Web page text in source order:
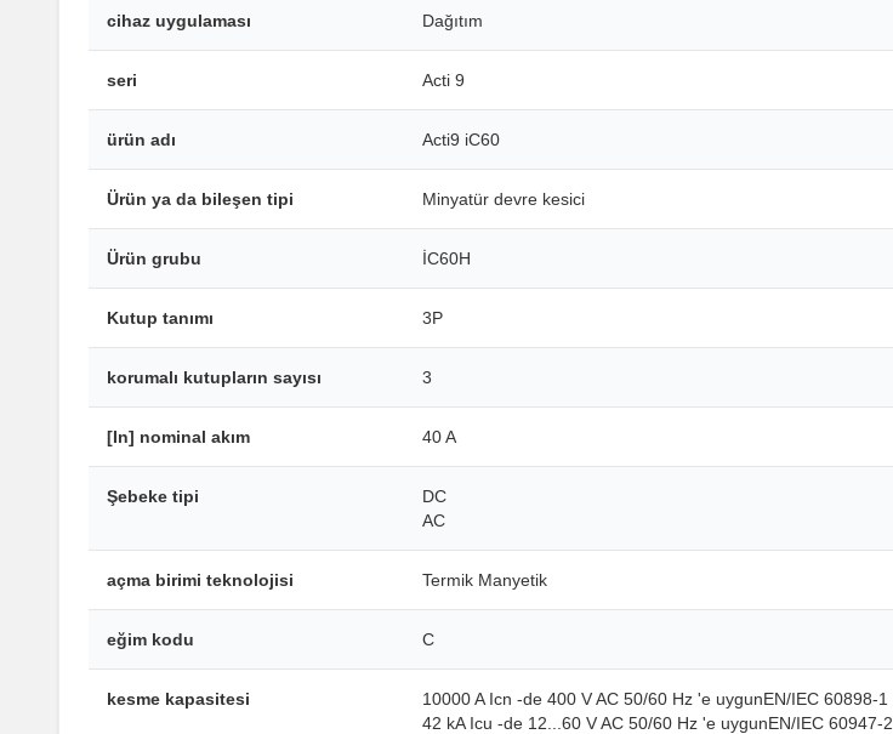
cihaz uygulaması Dağıtım
seri Acti 9
ürün adı Acti9 iC60
Ürün ya da bileşen tipi Minyatür devre kesici
Ürün grubu İC60H
Kutup tanımı 3P
korumalı kutupların sayısı 3
[In] nominal akım 40 A
Şebeke tipi
DC
AC
açma birimi teknolojisi Termik Manyetik
eğim kodu C
kesme kapasitesi
10000 A Icn -de 400 V AC 50/60 Hz 'e uygunEN/IEC 60898-1
42 kA Icu -de 12...60 V AC 50/60 Hz 'e uygunEN/IEC 60947-2